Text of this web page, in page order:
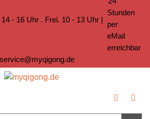
- 16 Uhr . Frei. 10 - 13 Uhr |
service@myqigong.de